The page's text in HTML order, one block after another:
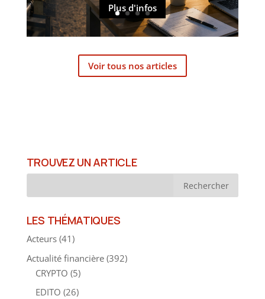
Plus d'infos
Voir tous nos articles
TROUVEZ UN ARTICLE
LES THÉMATIQUES
Acteurs(41)
Actualité financière(392)
CRYPTO (5)
EDITO (26)